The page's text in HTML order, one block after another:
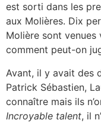
est sorti dans les
aux Molières. Dix
Molière sont venues
comment peut-on
Avant, il y avait des
Patrick Sébastien,
connaître mais ils
Incroyable talent, il